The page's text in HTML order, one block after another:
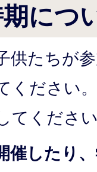
につ
供たちが
ください
てくださ
催したり